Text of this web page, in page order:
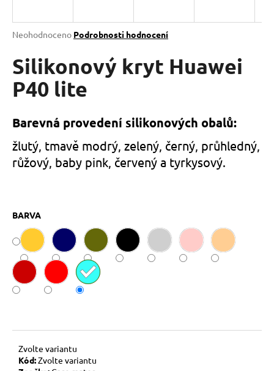
Průměrné
produktu
je
0,0
Neohodnoceno Podrobnosti hodnocení
Silikonový kryt Huawei
P40 lite
Barevná provedení silikonových obalů:
žlutý, tmavě modrý, zelený, černý, průhledný,
růžový, baby pink, červený a tyrkysový.
BARVA
Zvolte variantu
Kód:Zvolte variantu
j
t
?
HLEDAT
o
p
o
r
u
č
u
m
e